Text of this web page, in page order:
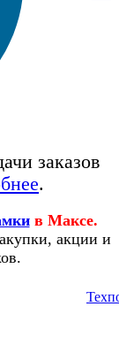
заказов
.
в Максе.
акции и